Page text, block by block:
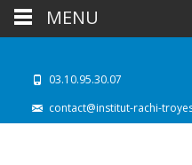
03.10.95.30.07
contact@institut-rachi-
MENU